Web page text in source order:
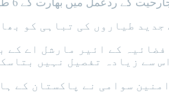
طیاروں کی تباہی کو
سے زیادہ تفصیل نہيں
5 بھارتی طیارے مار گرانے کی